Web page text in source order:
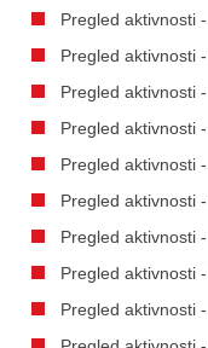
Pregled aktivnosti
Pregled aktivnosti
Pregled aktivnosti
Pregled aktivnosti
Pregled aktivnosti
Pregled aktivnosti
Pregled aktivnosti
Pregled aktivnosti
Pregled aktivnosti